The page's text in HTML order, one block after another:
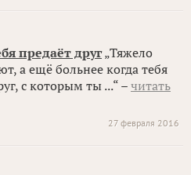
предаёт друг„Тяжело
а ещё больнее когда тебя
с которым ты ...“ – читать
27 февраля 2016